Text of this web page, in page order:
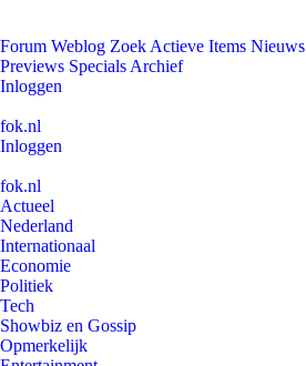
Forum Weblog Zoek Actieve Items Nieuws
Previews Specials Archief
Inloggen
fok.nl
Inloggen
fok.nl
Actueel
Nederland
Internationaal
Economie
Politiek
Tech
Showbiz en Gossip
Opmerkelijk